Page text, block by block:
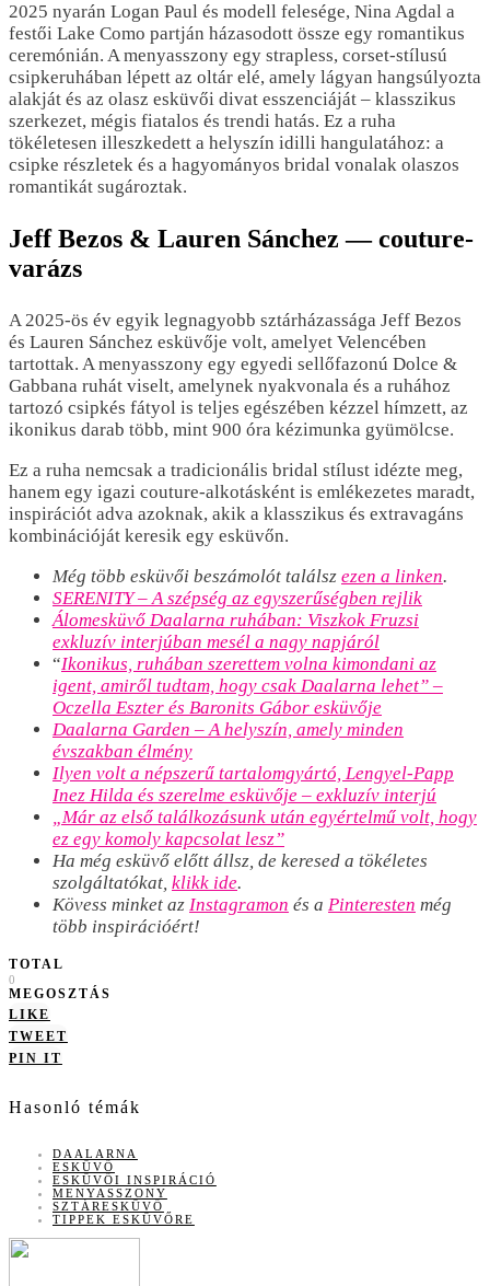
2025 nyarán Logan Paul és modell felesége, Nina Agdal a
festői Lake Como partján házasodott össze egy romantikus
ceremónián. A menyasszony egy strapless, corset-stílusú
csipkeruhában lépett az oltár elé, amely lágyan hangsúlyozta
alakját és az olasz esküvői divat esszenciáját – klasszikus
szerkezet, mégis fiatalos és trendi hatás. Ez a ruha
tökéletesen illeszkedett a helyszín idilli hangulatához: a
csipke részletek és a hagyományos bridal vonalak olaszos
romantikát sugároztak.
Jeff Bezos & Lauren Sánchez — couture-
varázs
A 2025-ös év egyik legnagyobb sztárházassága Jeff Bezos
és Lauren Sánchez esküvője volt, amelyet Velencében
tartottak. A menyasszony egy egyedi sellőfazonú Dolce &
Gabbana ruhát viselt, amelynek nyakvonala és a ruhához
tartozó csipkés fátyol is teljes egészében kézzel hímzett, az
ikonikus darab több, mint 900 óra kézimunka gyümölcse.
Ez a ruha nemcsak a tradicionális bridal stílust idézte meg,
hanem egy igazi couture-alkotásként is emlékezetes maradt,
inspirációt adva azoknak, akik a klasszikus és extravagáns
kombinációját keresik egy esküvőn.
Még több esküvői beszámolót találsz ezen a linken.
SERENITY – A szépség az egyszerűségben rejlik
Álomesküvő Daalarna ruhában: Viszkok Fruzsi
exkluzív interjúban mesél a nagy napjáról
“Ikonikus, ruhában szerettem volna kimondani az
igent, amiről tudtam, hogy csak Daalarna lehet” –
Oczella Eszter és Baronits Gábor esküvője
Daalarna Garden – A helyszín, amely minden
évszakban élmény
Ilyen volt a népszerű tartalomgyártó, Lengyel-Papp
Inez Hilda és szerelme esküvője – exkluzív interjú
„Már az első találkozásunk után egyértelmű volt, hogy
ez egy komoly kapcsolat lesz”
Ha még esküvő előtt állsz, de keresed a tökéletes
szolgáltatókat, klikk ide.
Kövess minket az Instagramon és a Pinteresten még
több inspirációért!
TOTAL
0
MEGOSZTÁS
LIKE
TWEET
PIN IT
Hasonló témák
DAALARNA
ESKÜVŐ
ESKÜVŐI INSPIRÁCIÓ
MENYASSZONY
SZTÁRESKÜVŐ
TIPPEK ESKÜVŐRE